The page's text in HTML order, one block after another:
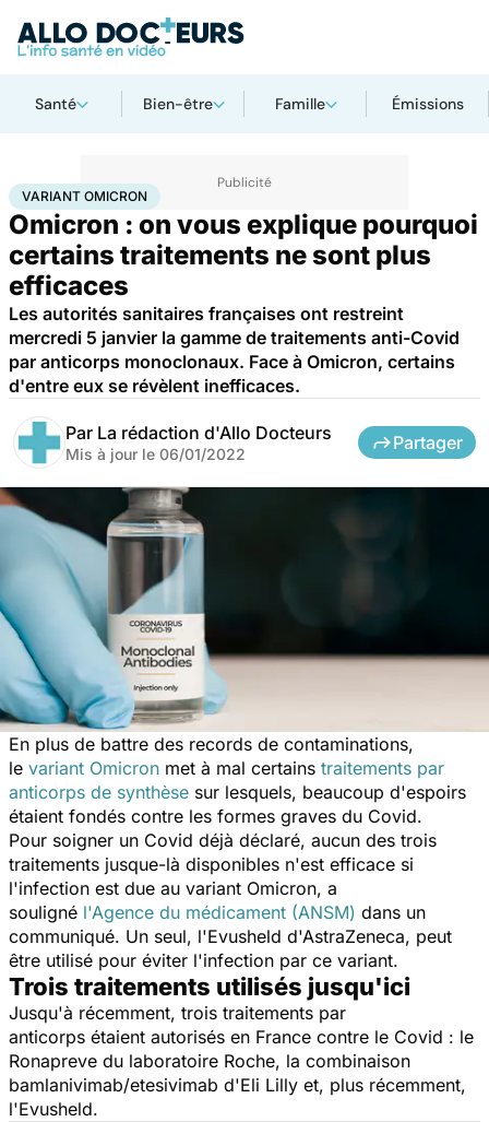
Santé Bien-être Famille Émissions
AccueilSantéMaladies Maladies infectieuses
VARIANT OMICRON
Omicron : on vous explique pourquoi
certains traitements ne sont plus
efficaces
Les autorités sanitaires françaises ont restreint
mercredi 5 janvier la gamme de traitements anti-Covid
par anticorps monoclonaux. Face à Omicron, certains
d'entre eux se révèlent inefficaces.
Par La rédaction d'Allo Docteurs
Mis à jour le 06/01/2022
Partager
En plus de battre des records de contaminations,
le variant Omicron met à mal certains traitements par
anticorps de synthèse sur lesquels, beaucoup d'espoirs
étaient fondés contre les formes graves du Covid.
Pour soigner un Covid déjà déclaré, aucun des trois
traitements jusque-là disponibles n'est efficace si
l'infection est due au variant Omicron, a
souligné l'Agence du médicament (ANSM) dans un
communiqué. Un seul, l'Evusheld d'AstraZeneca, peut
être utilisé pour éviter l'infection par ce variant.
Trois traitements utilisés jusqu'ici
Jusqu'à récemment, trois traitements par
anticorps étaient autorisés en France contre le Covid : le
Ronapreve du laboratoire Roche, la combinaison
bamlanivimab/etesivimab d'Eli Lilly et, plus récemment,
l'Evusheld.